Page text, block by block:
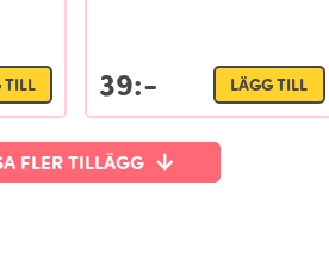
TILL 39:- LÄGG TILL
FLER TILLÄGG